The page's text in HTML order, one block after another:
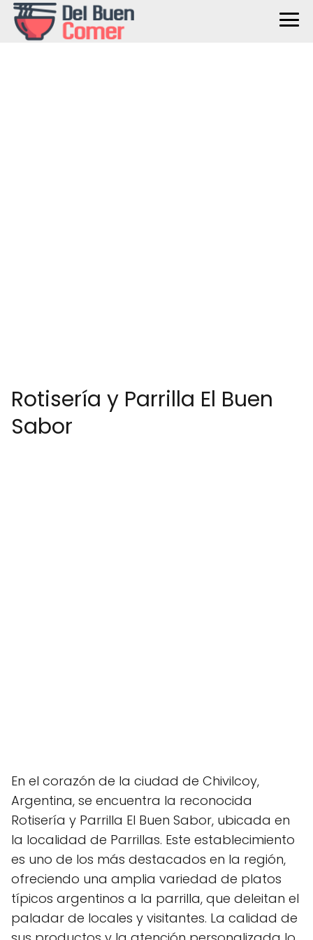
Rotisería y Parrilla El Buen
Sabor
En el corazón de la ciudad de Chivilcoy,
Argentina, se encuentra la reconocida
Rotisería y Parrilla El Buen Sabor, ubicada en
la localidad de Parrillas. Este establecimiento
es uno de los más destacados en la región,
ofreciendo una amplia variedad de platos
típicos argentinos a la parrilla, que deleitan el
paladar de locales y visitantes. La calidad de